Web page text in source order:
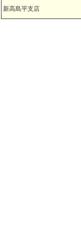
新高島平支店